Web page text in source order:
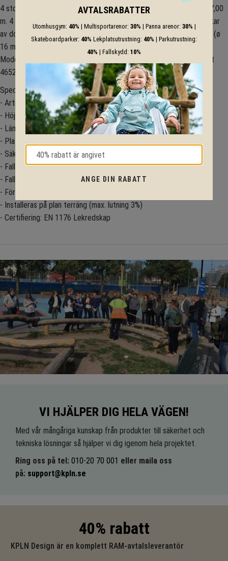
4 stolpar av douglasgran (ø 180 mm) med stolpskor av stål, längd 7,00
m. 4 tvärbalkar av douglasgran (ø 180 mm), längd 5,00 m. 2 tvärbalkar
av douglasgran (ø 180 mm), längd 1,80 m. Repdelar av Herkulesrep (ø
16 mm, 6 kardeler med stålarmering).
Modellen går även att få med stålkonstruktion och heter då istället
4652-21S.
Specifikation
- Artikelnummer: 4652-21
- Höjd (mm): 7150
- Lämplig från ålder: 6
- Platsbehov: 8,15 x 5,60 m
- Säkerhetsområde: 12,10 x 9,90 m
- Fallskyddsarea: 82,70 m²
- Fallhöjd (mm): 3000
- Förankring: Gjutning
- Installeras på plan terräng (max. lutning 3%)
- Certifiering: EN 1176 Lekredskap
VI HJÄLPER DIG HELA VÄGEN!
Med vår mångåriga kunskap från produkter till säkerhet och
tekniska lösningar så hjälper vi dig igenom hela projektet.
Ring oss på tel: 010-20 70 001 eller maila oss
på: support@kpln.se
40% rabatt
KPLN Design är en komplett RAM-avtalsleverantör
AVTALSRABATTER
Utomhusgym: 40% | Multisportarenor: 30% | Panna arenor: 30% |
Skateboardparker: 40% Lekplatsutrustning: 40% | Parkutrustning:
40% | Fallskydd: 10%
ANGE DIN RABATT